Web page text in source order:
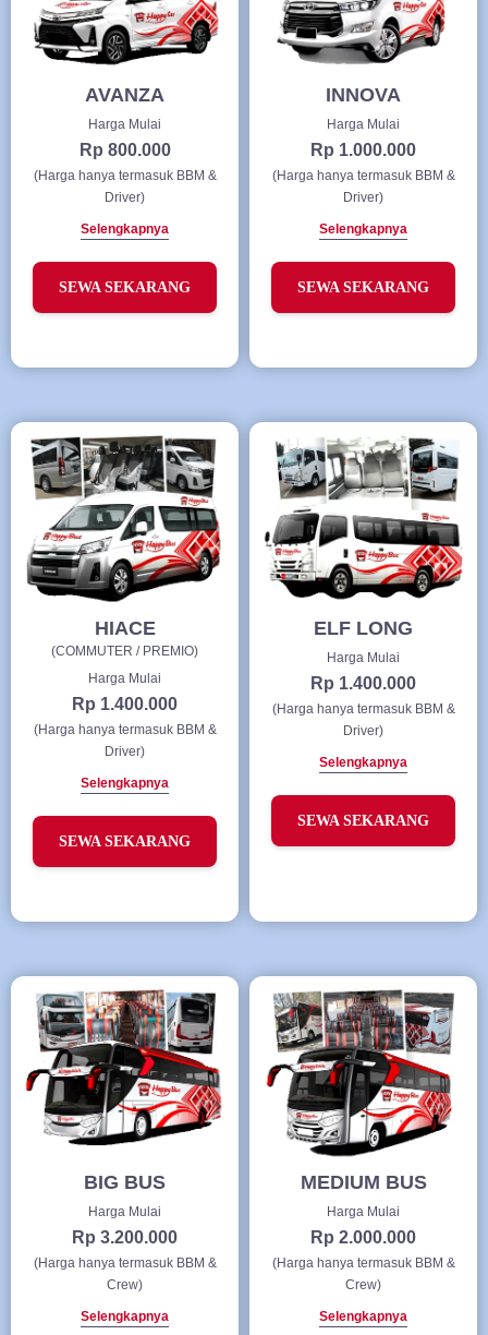
AVANZA
Harga Mulai
Rp 800.000
(Harga hanya termasuk BBM &
Driver)
Selengkapnya
SEWA SEKARANG
INNOVA
Harga Mulai
Rp 1.000.000
(Harga hanya termasuk BBM &
Driver)
Selengkapnya
SEWA SEKARANG
HIACE
(COMMUTER / PREMIO)
Harga Mulai
Rp 1.400.000
(Harga hanya termasuk BBM &
Driver)
Selengkapnya
SEWA SEKARANG
ELF LONG
Harga Mulai
Rp 1.400.000
(Harga hanya termasuk BBM &
Driver)
Selengkapnya
SEWA SEKARANG
BIG BUS
Harga Mulai
Rp 3.200.000
(Harga hanya termasuk BBM &
Crew)
Selengkapnya
MEDIUM BUS
Harga Mulai
Rp 2.000.000
(Harga hanya termasuk BBM &
Crew)
Selengkapnya